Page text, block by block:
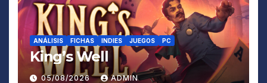
ANÁLISIS FICHAS INDIES JUEGOS PC
King’s Well
05/08/2026 ADMIN